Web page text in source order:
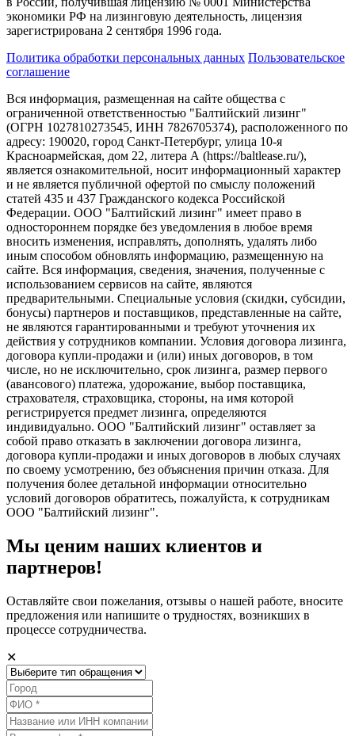
экономики РФ на лизинговую деятельность, лицензия
зарегистрирована 2 сентября 1996 года.
Политика обработки персональных данных Пользовательское
соглашение
Вся информация, размещенная на сайте общества с
ограниченной ответственностью "Балтийский лизинг"
(ОГРН 1027810273545, ИНН 7826705374), расположенного по
адресу: 190020, город Санкт-Петербург, улица 10-я
Красноармейская, дом 22, литера А (https://baltlease.ru/),
является ознакомительной, носит информационный характер
и не является публичной офертой по смыслу положений
статей 435 и 437 Гражданского кодекса Российской
Федерации. ООО "Балтийский лизинг" имеет право в
одностороннем порядке без уведомления в любое время
вносить изменения, исправлять, дополнять, удалять либо
иным способом обновлять информацию, размещенную на
сайте. Вся информация, сведения, значения, полученные с
использованием сервисов на сайте, являются
предварительными. Специальные условия (скидки, субсидии,
бонусы) партнеров и поставщиков, представленные на сайте,
не являются гарантированными и требуют уточнения их
действия у сотрудников компании. Условия договора лизинга,
договора купли-продажи и (или) иных договоров, в том
числе, но не исключительно, срок лизинга, размер первого
(авансового) платежа, удорожание, выбор поставщика,
страхователя, страховщика, стороны, на имя которой
регистрируется предмет лизинга, определяются
индивидуально. ООО "Балтийский лизинг" оставляет за
собой право отказать в заключении договора лизинга,
договора купли-продажи и иных договоров в любых случаях
по своему усмотрению, без объяснения причин отказа. Для
получения более детальной информации относительно
условий договоров обратитесь, пожалуйста, к сотрудникам
ООО "Балтийский лизинг".
Мы ценим наших клиентов и
партнеров!
Оставляйте свои пожелания, отзывы о нашей работе, вносите
предложения или напишите о трудностях, возникших в
процессе сотрудничества.
✕